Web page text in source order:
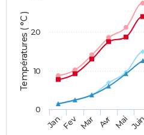
Températures ( °C )
JanFev Mar Avr Mai
0
10
20